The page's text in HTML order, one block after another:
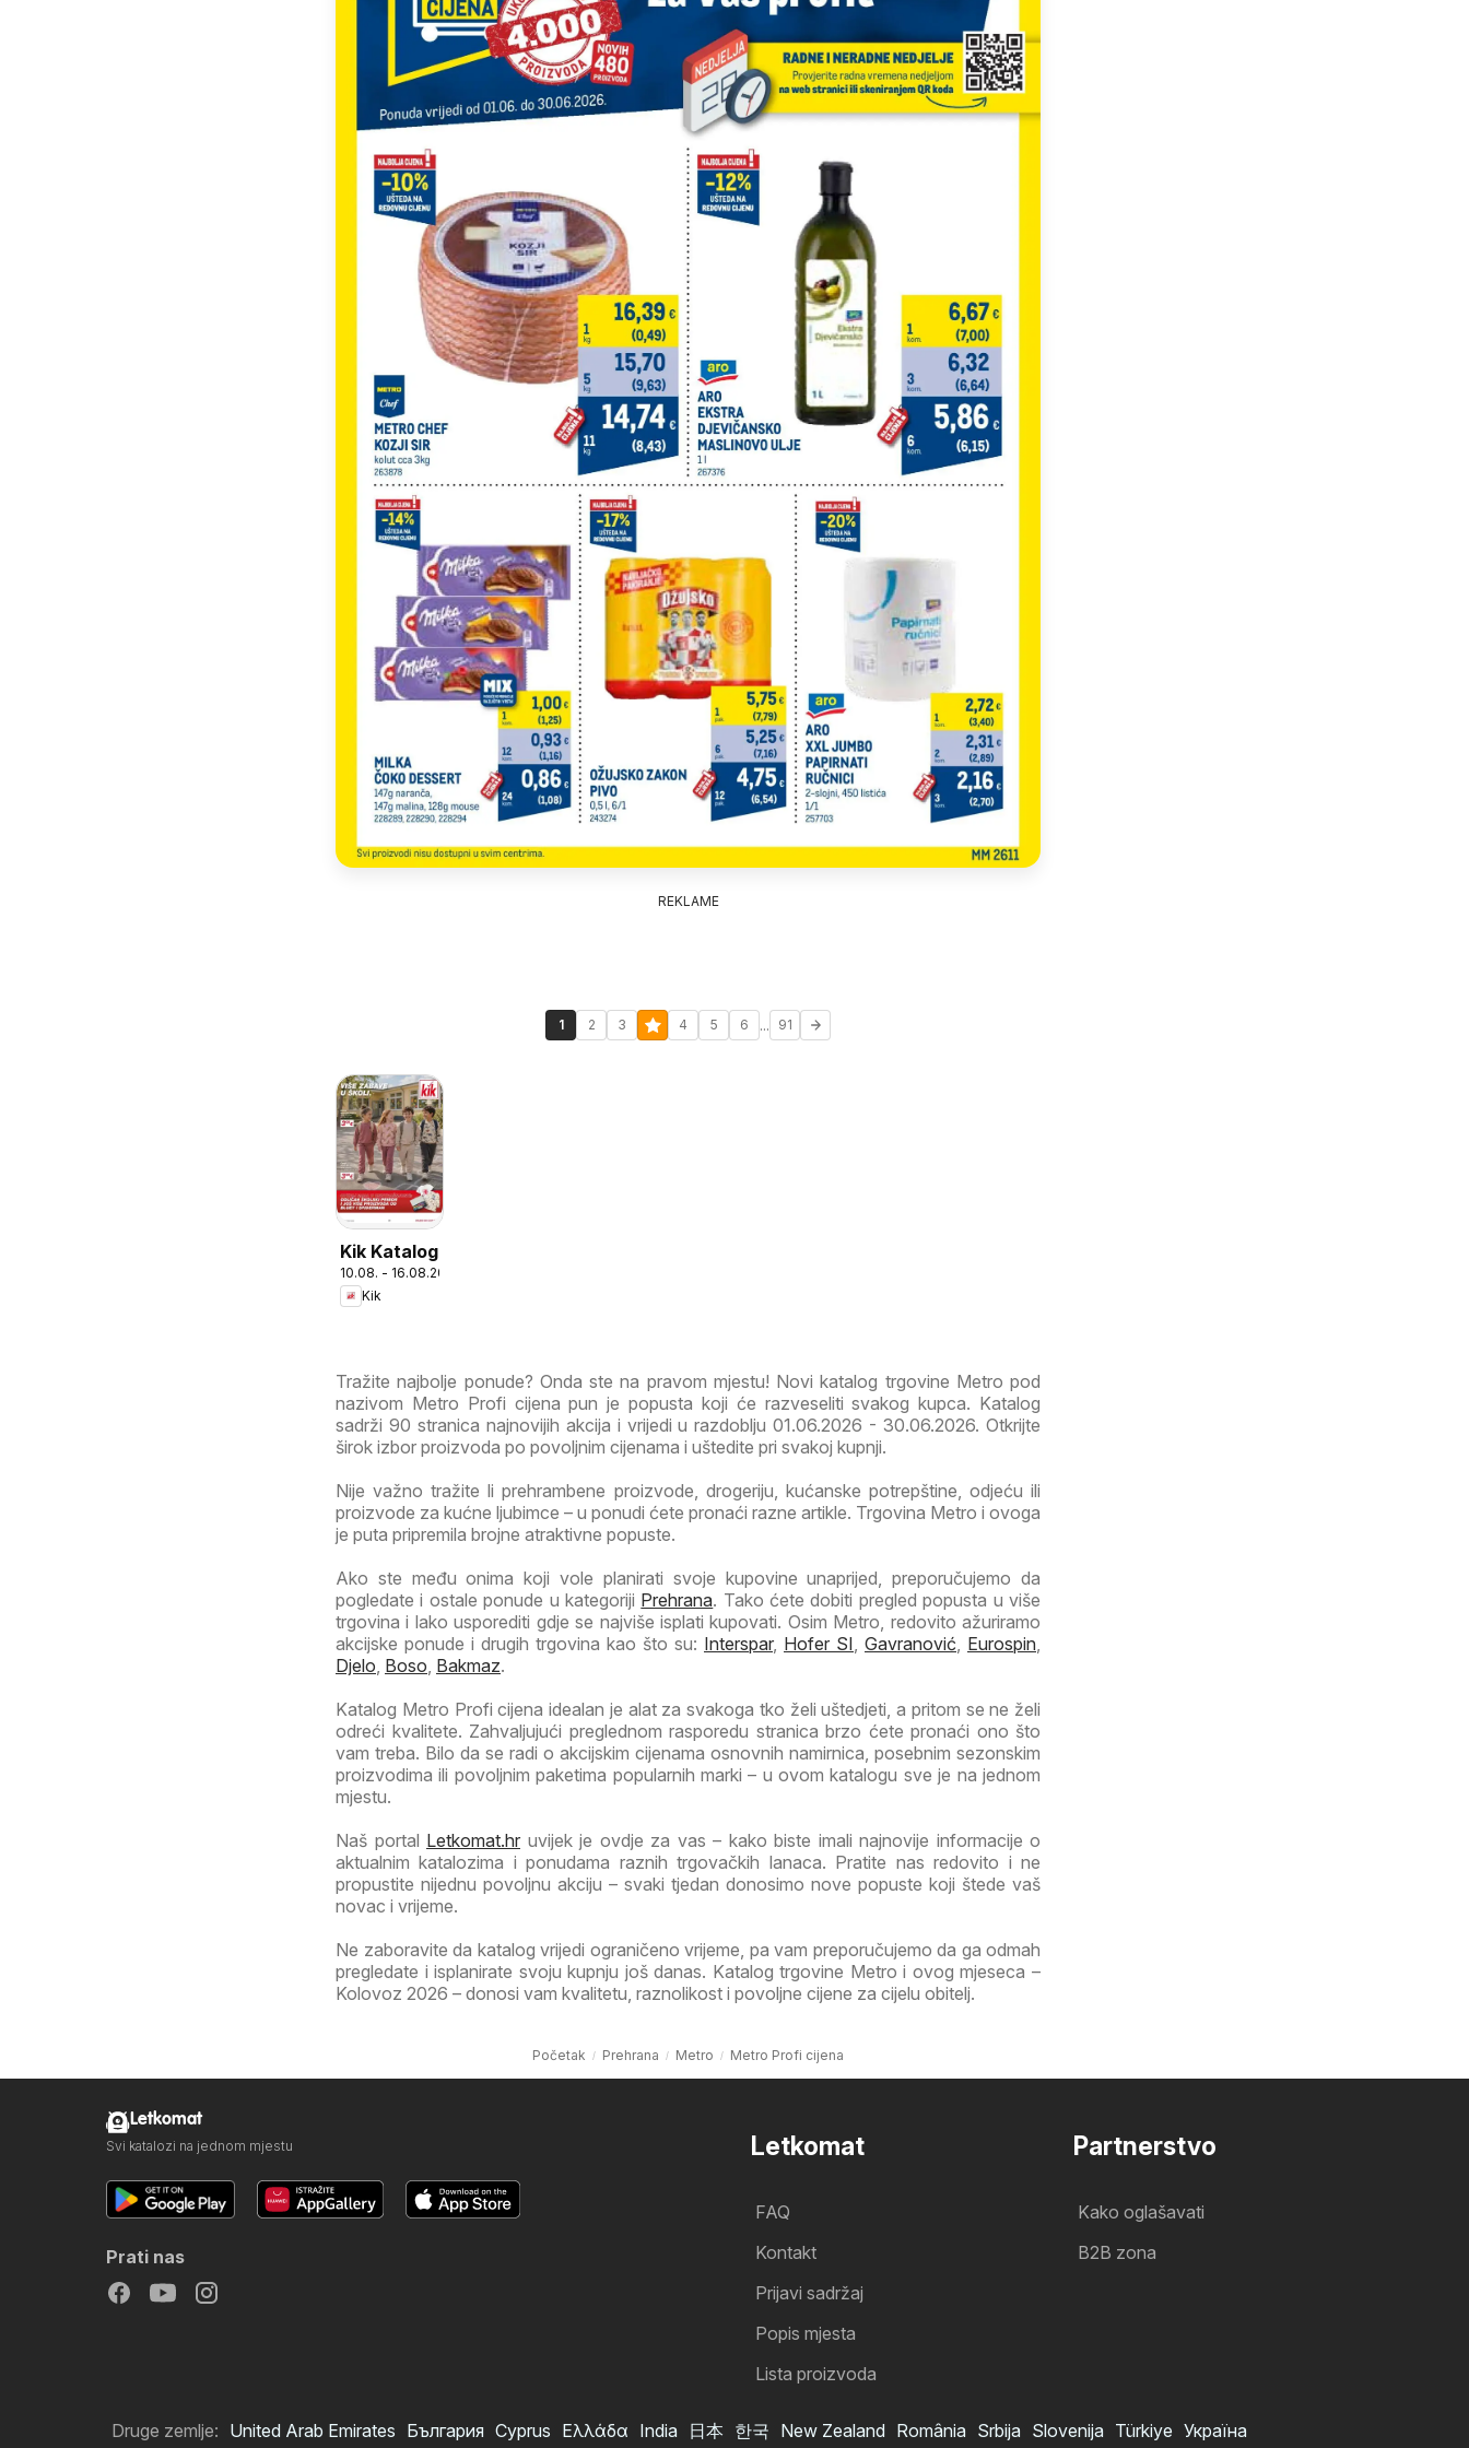
REKLAME
1 2 3 4 5 6 ... 91
Kik Katalog
10.08. - 16.08.2026
Kik
Tražite najbolje ponude? Onda ste na pravom mjestu! Novi katalog trgovine Metro pod
nazivom Metro Profi cijena pun je popusta koji će razveseliti svakog kupca. Katalog
sadrži 90 stranica najnovijih akcija i vrijedi u razdoblju 01.06.2026 - 30.06.2026. Otkrijte
širok izbor proizvoda po povoljnim cijenama i uštedite pri svakoj kupnji.
Nije važno tražite li prehrambene proizvode, drogeriju, kućanske potrepštine, odjeću ili
proizvode za kućne ljubimce – u ponudi ćete pronaći razne artikle. Trgovina Metro i ovoga
je puta pripremila brojne atraktivne popuste.
Ako ste među onima koji vole planirati svoje kupovine unaprijed, preporučujemo da
pogledate i ostale ponude u kategoriji Prehrana. Tako ćete dobiti pregled popusta u više
trgovina i lako usporediti gdje se najviše isplati kupovati. Osim Metro, redovito ažuriramo
akcijske ponude i drugih trgovina kao što su: Interspar, Hofer SI Gavranović Eurospin
Djelo Boso Bakmaz.
Katalog Metro Profi cijena idealan je alat za svakoga tko želi uštedjeti, a pritom se ne želi
odreći kvalitete. Zahvaljujući preglednom rasporedu stranica brzo ćete pronaći ono što
vam treba. Bilo da se radi o akcijskim cijenama osnovnih namirnica, posebnim sezonskim
proizvodima ili povoljnim paketima popularnih marki – u ovom katalogu sve je na jednom
mjestu.
Naš portal Letkomat.hr uvijek je ovdje za vas – kako biste imali najnovije informacije o
aktualnim katalozima i ponudama raznih trgovačkih lanaca. Pratite nas redovito i ne
propustite nijednu povoljnu akciju – svaki tjedan donosimo nove popuste koji štede vaš
novac i vrijeme.
Ne zaboravite da katalog vrijedi ograničeno vrijeme, pa vam preporučujemo da ga odmah
pregledate i isplanirate svoju kupnju još danas. Katalog trgovine Metro i ovog mjeseca –
Kolovoz 2026 – donosi vam kvalitetu, raznolikost i povoljne cijene za cijelu obitelj.
Početak Prehrana Metro Metro Profi cijena
Letkomat
FAQ
Kontakt
Prijavi sadržaj
Popis mjesta
Lista proizvoda
Partnerstvo
Kako oglašavati
B2B zona
Letkomat
Svi katalozi na jednom mjestu
Prati nas
Druge zemlje: United Arab Emirates България Cyprus Ελλάδα India 日本 한국 New Zealand România Srbija Slovenija Türkiye Україна